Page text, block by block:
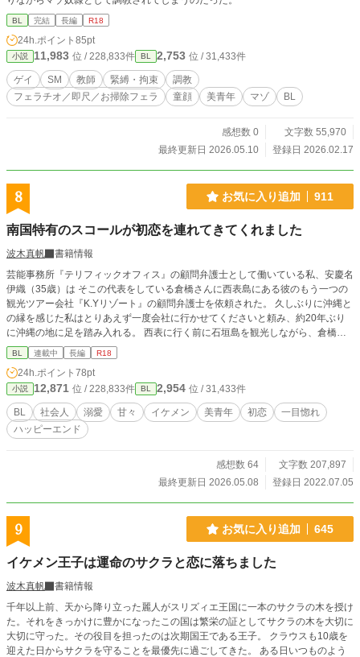
BL 完結 長編 R18
24h.ポイント 85pt
小説 11,983 位 / 228,833件 BL 2,753 位 / 31,433件
ゲイ SM 教師 緊縛・拘束
調教
フェラチオ／即尺／お掃除フェラ
童顔 美青年 マゾ BL
感想数 0
文字数 55,970
最終更新日 2026.05.10
登録日 2026.02.17
8 お気に入り追加 911
南国特有のスコールが初恋を連れてきてくれました
波木真帆
書籍情報
芸能事務所『テリフィックオフィス』の顧問弁護士として働いている私、安慶名
伊織（35歳）は そこの代表をしている倉橋さんに西表島にある彼のもう一つの
観光ツアー会社『K.Yリゾート』の顧問弁護士を依頼された。 久しぶりに沖縄と
の縁を感じた私はとりあえず一度会社に行かせてくださいと頼み、約20年ぶり
に沖縄の地に足を踏み入れる。 西表に行く前に石垣島を観光しながら、倉橋さ
んに勧められた宿で憩いのひとときを過ごしていると、ある一本の電話があっ
て……。 こちらは右手がくれた奇跡シリーズに出てくる安慶名伊織が主人公の
お話です。 これだけでも楽しめると思いますが、他のお話につながっています
ので未読の方はぜひそちらも読んでいただけると嬉しいです♡ 弁護士が主人公
ですが裁判等のお話は一切ありません。 溺愛甘々ハッピーエンド小説です。 そ
こまで長くはならない予定です。 R18には※つけます。
BL 連載中 長編 R18
24h.ポイント 78pt
小説 12,871 位 / 228,833件 BL 2,954 位 / 31,433件
BL 社会人 溺愛 甘々 イケメン 美青年 初恋
一目惚れ
ハッピーエンド
感想数 64
文字数 207,897
最終更新日 2026.05.08
登録日 2022.07.05
9 お気に入り追加 645
イケメン王子は運命のサクラと恋に落ちました
波木真帆
書籍情報
千年以上前、天から降り立った麗人がスリズィエ王国に一本のサクラの木を授け
た。それをきっかけに豊かになったこの国は繁栄の証としてサクラの木を大切に
大切に守った。その役目を担ったのは次期国王である王子。 クラウスも10歳を
迎えた日からサクラを守ることを最優先に過ごしてきた。 ある日いつものよう